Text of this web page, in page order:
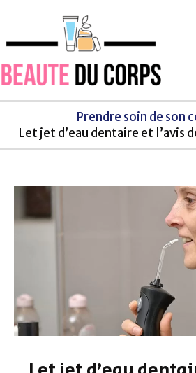
contenu
Prendre soin de son
Let jet d’eau dentaire et l’avis
articles